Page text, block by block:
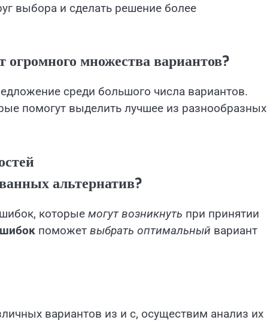
выбора и сделать решение более
множества вариантов?
среди большого числа вариантов.
помогут выделить лучшее из разнообразных
альтернатив?
которые могут возникнуть при принятии
поможет выбрать оптимальный вариант
вариантов из и с, осуществим анализ их